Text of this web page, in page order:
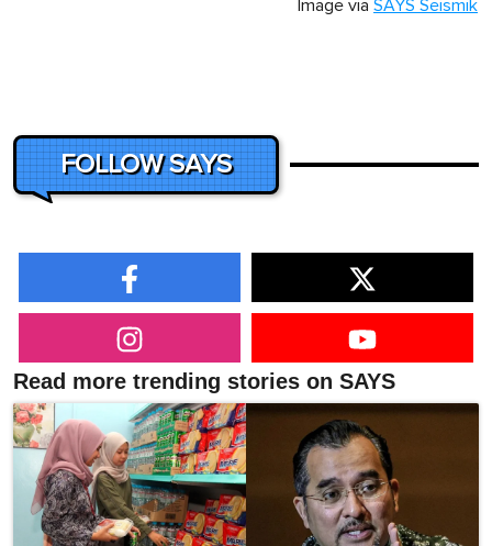
Image via SAYS Seismik
FOLLOW SAYS
Read more trending stories on SAYS